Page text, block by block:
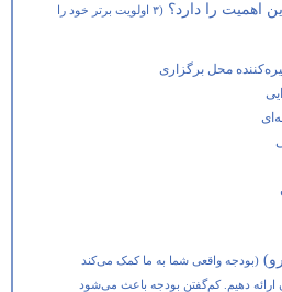
اهمیت را دارد؟
(۳ اولویت برتر خود را
محل برگزاری
(بودجه واقعی شما به ما کمک می‌کند
ارائه دهیم. کم‌گفتنِ بودجه باعث می‌شود